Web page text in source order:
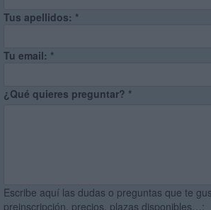
Tus apellidos: *
Tu email: *
¿Qué quieres preguntar? *
Escribe aquí las dudas o preguntas que te
preinscripción, precios, plazas disponibles…: